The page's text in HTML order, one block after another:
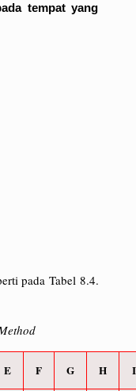
tempat yang
pada Tabel 8.4.
E F G H I